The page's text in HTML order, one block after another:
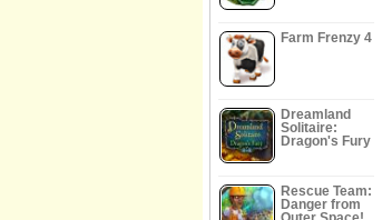
Farm Frenzy 4
Dreamland
Solitaire:
Dragon's Fury
Rescue Team:
Danger from